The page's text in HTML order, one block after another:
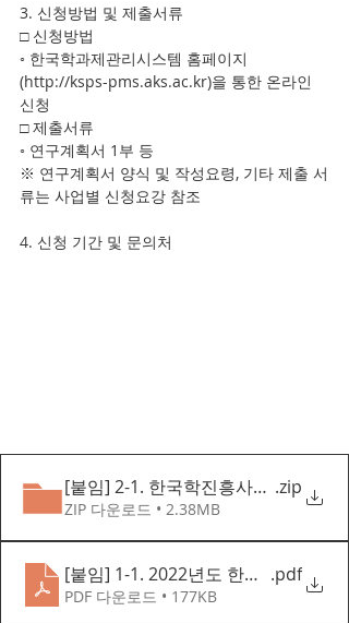
3. 신청방법 및 제출서류
□ 신청방법
◦ 한국학과제관리시스템 홈페이지
(http://ksps-pms.aks.ac.kr)을 통한 온라인
신청
□ 제출서류
◦ 연구계획서 1부 등
※ 연구계획서 양식 및 작성요령, 기타 제출 서
류는 사업별 신청요강 참조
4. 신청 기간 및 문의처
[붙임] 2-1. 한국학진흥사업 국문 신청
.zip
ZIP 다운로드 • 2.38MB
[붙임] 1-1. 2022년도 한국학진흥사업
.pdf
PDF 다운로드 • 177KB